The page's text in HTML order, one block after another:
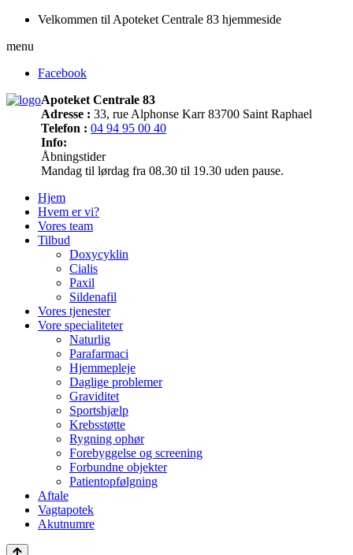
Velkommen til Apoteket Centrale 83 hjemmeside
menu
Facebook
Apoteket Centrale 83
Adresse : 33, rue Alphonse Karr 83700 Saint Raphael
Telefon : 04 94 95 00 40
Info:
Åbningstider
Mandag til lørdag fra 08.30 til 19.30 uden pause.
Hjem
Hvem er vi?
Vores team
Tilbud
Doxycyklin
Cialis
Paxil
Sildenafil
Vores tjenester
Vore specialiteter
Naturlig
Parafarmaci
Hjemmepleje
Daglige problemer
Graviditet
Sportshjælp
Krebsstøtte
Rygning ophør
Forebyggelse og screening
Forbundne objekter
Patientopfølgning
Aftale
Vagtapotek
Akutnumre